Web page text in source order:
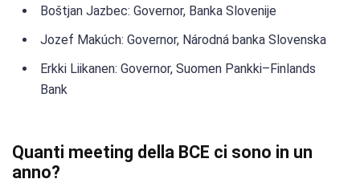
Boštjan Jazbec: Governor, Banka Slovenije
Jozef Makúch: Governor, Národná banka Slovenska
Erkki Liikanen: Governor, Suomen Pankki–Finlands
Bank
Quanti meeting della BCE ci sono in un
anno?